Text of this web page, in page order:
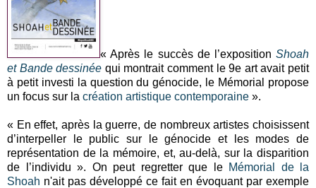
« Après le succès de l’exposition Shoah
et Bande dessinée qui montrait comment le 9e art avait petit
à petit investi la question du génocide, le Mémorial propose
un focus sur la création artistique contemporaine ».
« En effet, après la guerre, de nombreux artistes choisissent
d’interpeller le public sur le génocide et les modes de
représentation de la mémoire, et, au-delà, sur la disparition
de l’individu ». On peut regretter que le Mémorial de la
Shoah n'ait pas développé ce fait en évoquant par exemple